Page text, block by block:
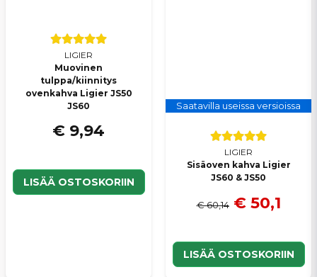
LIGIER
Muovinen
tulppa/kiinnitys
ovenkahva Ligier JS50
JS60
€ 9,94
LISÄÄ OSTOSKORIIN
Saatavilla useissa versioissa
LIGIER
Sisäoven kahva Ligier
JS60 & JS50
€ 60,14 € 50,1
LISÄÄ OSTOSKORIIN